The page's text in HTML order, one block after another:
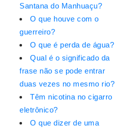
Santana do Manhuaçu?
O que houve com o
guerreiro?
O que é perda de água?
Qual é o significado da
frase não se pode entrar
duas vezes no mesmo rio?
Têm nicotina no cigarro
eletrônico?
O que dizer de uma